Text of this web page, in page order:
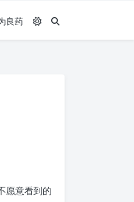
良药
愿意看到的